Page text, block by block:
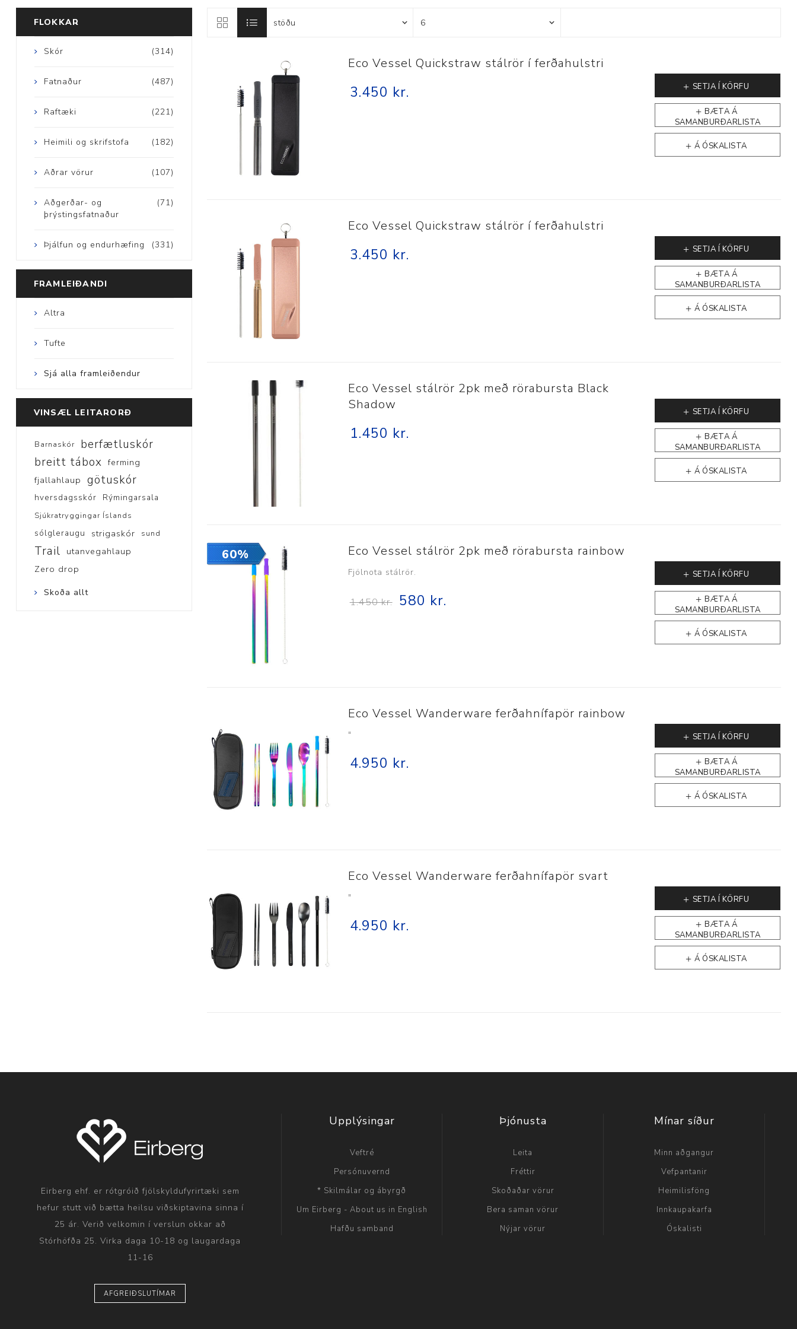
Ljós og öryggi
Næring
Eco Vessel Quickstraw stálrör í ferðahulstri
3.450 kr.
BÆTA Á
SAMANBURÐARLISTA
Á ÓSKALISTA
SETJA Í KÖRFU
Eco Vessel Quickstraw stálrör í ferðahulstri
3.450 kr.
BÆTA Á
SAMANBURÐARLISTA
Á ÓSKALISTA
SETJA Í KÖRFU
Eco Vessel stálrör 2pk með rörabursta Black
Shadow
1.450 kr.
BÆTA Á
SAMANBURÐARLISTA
Á ÓSKALISTA
SETJA Í KÖRFU
60% Eco Vessel stálrör 2pk með rörabursta rainbow
Fjölnota stálrör.
1.450 kr. 580 kr.
BÆTA Á
SAMANBURÐARLISTA
Á ÓSKALISTA
SETJA Í KÖRFU
Eco Vessel Wanderware ferðahnífapör rainbow
"
4.950 kr.
BÆTA Á
SAMANBURÐARLISTA
Á ÓSKALISTA
SETJA Í KÖRFU
Eco Vessel Wanderware ferðahnífapör svart
"
4.950 kr.
BÆTA Á
SAMANBURÐARLISTA
Á ÓSKALISTA
SETJA Í KÖRFU
FLOKKAR
(314)
Skór
(487)
Fatnaður
(221)
Raftæki
(182)
Heimili og skrifstofa
(107)
Aðrar vörur
(71)
Aðgerðar- og
þrýstingsfatnaður
(331)
Þjálfun og endurhæfing
FRAMLEIÐANDI
Altra
Tufte
Sjá alla framleiðendur
VINSÆL LEITARORÐ
Barnaskór
berfætluskór
breitt tábox ferming
fjallahlaup götuskór
hversdagsskór Rýmingarsala
Sjúkratryggingar Íslands
sólgleraugu strigaskór sund
Trail utanvegahlaup
Zero drop
Skoða allt
Eirberg ehf. er rótgróið fjölskyldufyrirtæki sem
hefur stutt við bætta heilsu viðskiptavina sinna í
25 ár. Verið velkomin í verslun okkar að
Stórhöfða 25. Virka daga 10-18 og laugardaga
11-16
AFGREIÐSLUTÍMAR
Upplýsingar
Veftré
Persónuvernd
* Skilmálar og ábyrgð
Um Eirberg - About us in English
Hafðu samband
Þjónusta
Leita
Fréttir
Skoðaðar vörur
Bera saman vörur
Nýjar vörur
Mínar síður
Minn aðgangur
Vefpantanir
Heimilisföng
Innkaupakarfa
Óskalisti